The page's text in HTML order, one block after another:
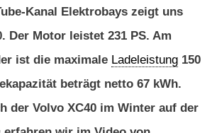
Kanal Elektrobays zeigt uns
Der Motor leistet 231 PS. Am
ist die maximale Ladeleistung 150
beträgt netto 67 kWh.
der Volvo XC40 im Winter auf der